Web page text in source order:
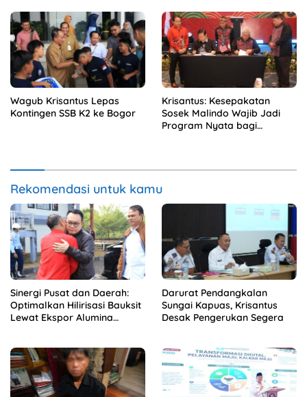
Wagub Krisantus Lepas
Kontingen SSB K2 ke Bogor
Krisantus: Kesepakatan
Sosek Malindo Wajib Jadi
Program Nyata bagi
Rekomendasi untuk kamu
Sinergi Pusat dan Daerah:
Optimalkan Hilirisasi Bauksit
Lewat Ekspor Alumina
Darurat Pendangkalan
Sungai Kapuas, Krisantus
Desak Pengerukan Segera